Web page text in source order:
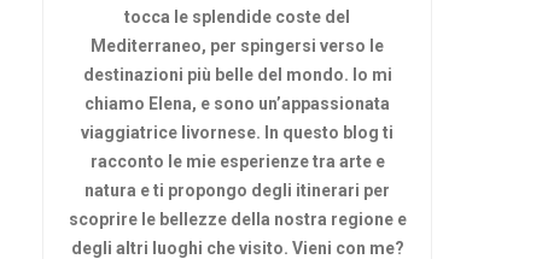
tocca le splendide coste del
Mediterraneo, per spingersi verso le
destinazioni più belle del mondo. Io mi
chiamo Elena, e sono un’appassionata
viaggiatrice livornese. In questo blog ti
racconto le mie esperienze tra arte e
natura e ti propongo degli itinerari per
scoprire le bellezze della nostra regione e
degli altri luoghi che visito. Vieni con me?